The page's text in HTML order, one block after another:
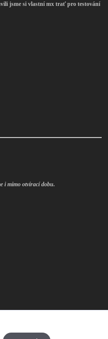
jsme si vlastní mx trať pro testování
i mimo otvírací dobu.